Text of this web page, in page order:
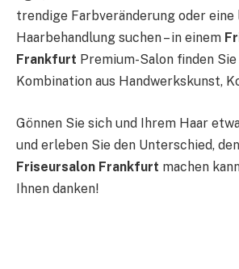
trendige Farbveränderung oder eine
Haarbehandlung suchen – in einem
Frankfurt Premium-Salon finden
Kombination aus Handwerkskunst,
Gönnen Sie sich und Ihrem Haar
und erleben Sie den Unterschied,
Friseursalon Frankfurt machen
Ihnen danken!